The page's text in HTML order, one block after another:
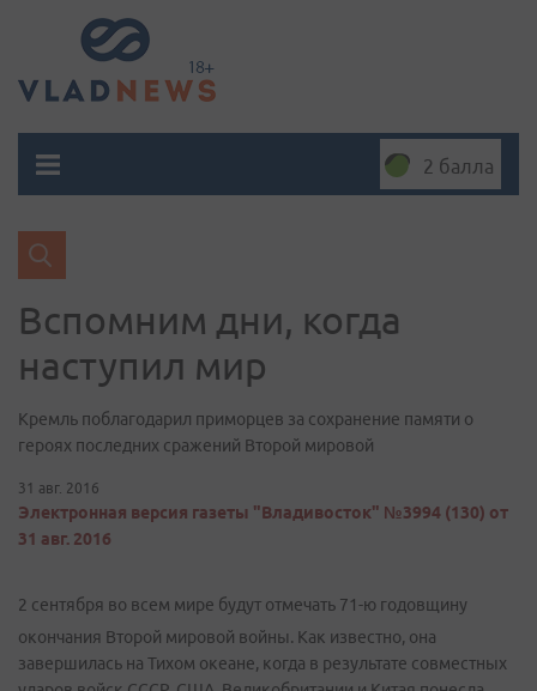
2 балла
Вспомним дни, когда
наступил мир
Кремль поблагодарил приморцев за сохранение памяти о
героях последних сражений Второй мировой
31 авг. 2016
Электронная версия газеты "Владивосток" №3994 (130) от
31 авг. 2016
2 сентября во всем мире будут отмечать 71-ю годовщину
окончания Второй мировой войны. Как известно, она
завершилась на Тихом океане, когда в результате совместных